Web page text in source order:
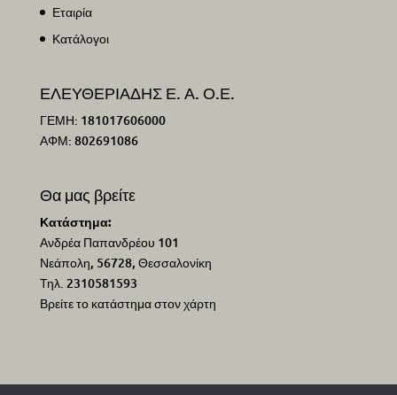
Εταιρία
Κατάλογοι
ΕΛΕΥΘΕΡΙΑΔΗΣ Ε. Α. Ο.Ε.
ΓΕΜΗ: 181017606000
ΑΦΜ: 802691086
Θα μας βρείτε
Κατάστημα:
Ανδρέα Παπανδρέου 101
Νεάπολη, 56728, Θεσσαλονίκη
Τηλ. 2310581593
Βρείτε το κατάστημα στον χάρτη